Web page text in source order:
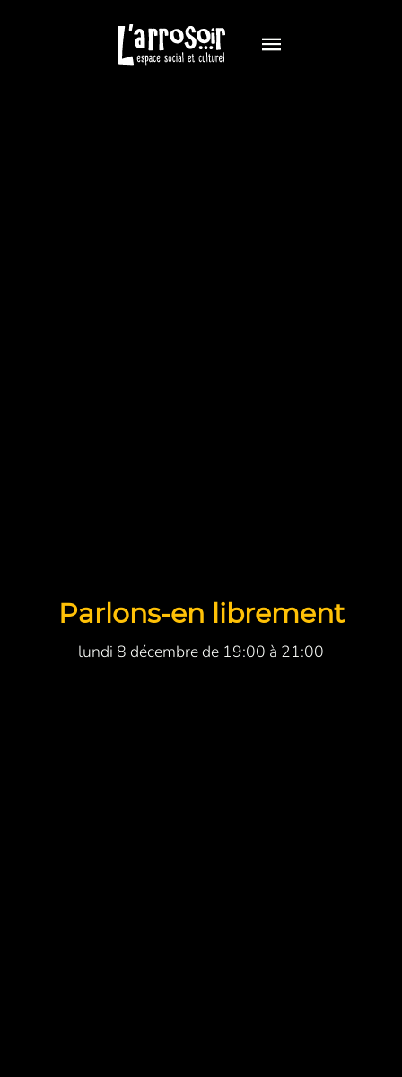
Parlons-en librement
lundi 8 décembre de 19:00 à 21:00